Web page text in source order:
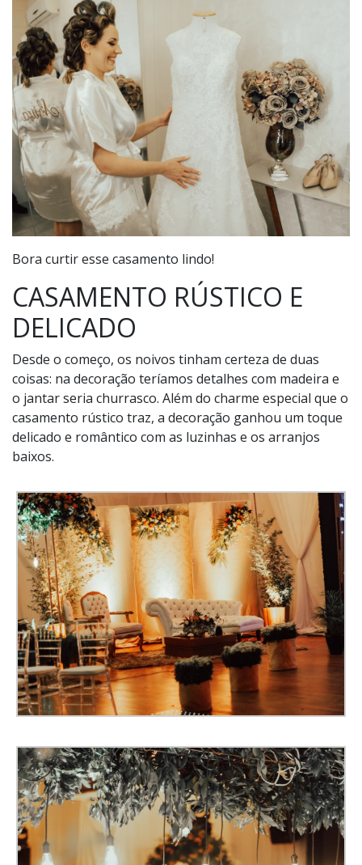
Bora curtir esse casamento lindo!
CASAMENTO RÚSTICO E
DELICADO
Desde o começo, os noivos tinham certeza de duas
coisas: na decoração teríamos detalhes com madeira e
o jantar seria churrasco. Além do charme especial que o
casamento rústico traz, a decoração ganhou um toque
delicado e romântico com as luzinhas e os arranjos
baixos.